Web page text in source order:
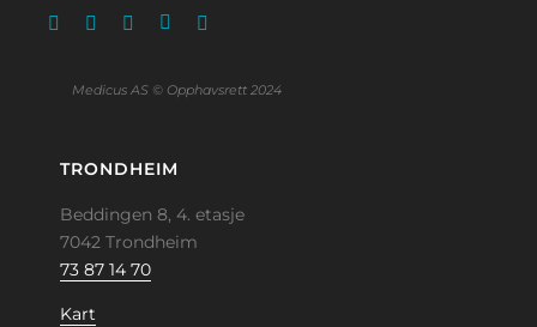
Medicus AS © Opphavsrett 2024
TRONDHEIM
Beddingen 8, 4. etasje
7042 Trondheim
73 87 14 70
Kart